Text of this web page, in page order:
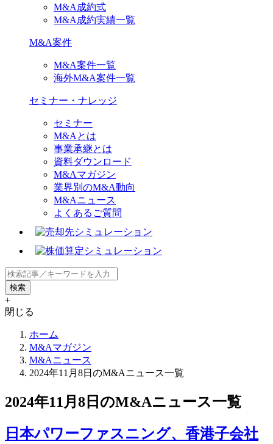
M&A成約式
M&A成約実績一覧
M&A案件
M&A案件一覧
海外M&A案件一覧
セミナー・ナレッジ
セミナー
M&Aとは
事業承継とは
資料ダウンロード
M&Aマガジン
業界別のM&A動向
M&Aニュース
よくあるご質問
+
閉じる
ホーム
M&Aマガジン
M&Aニュース
2024年11月8日のM&Aニュース一覧
2024年11月8日のM&Aニュース一覧
日本パワーファスニング、香港子会社